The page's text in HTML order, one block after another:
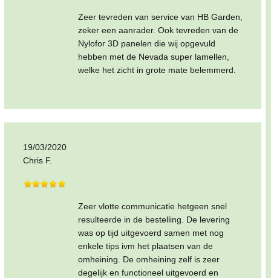
Zeer tevreden van service van HB Garden,
zeker een aanrader. Ook tevreden van de
Nylofor 3D panelen die wij opgevuld
hebben met de Nevada super lamellen,
welke het zicht in grote mate belemmerd.
19/03/2020
Chris F.
Zeer vlotte communicatie hetgeen snel
resulteerde in de bestelling. De levering
was op tijd uitgevoerd samen met nog
enkele tips ivm het plaatsen van de
omheining. De omheining zelf is zeer
degelijk en functioneel uitgevoerd en